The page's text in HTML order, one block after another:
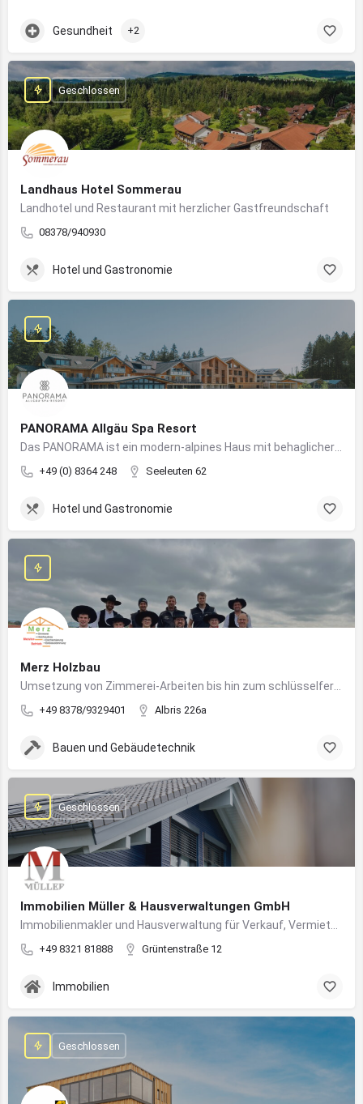
Gesundheit +2
Landhaus Hotel Sommerau
Landhotel und Restaurant mit herzlicher Gastfreundschaft
08378/940930
Geschlossen
Hotel und Gastronomie
PANORAMA Allgäu Spa Resort
+49 (0) 8364 248 Seeleuten 62
Hotel und Gastronomie
Merz Holzbau
+49 8378/9329401 Albris 226a
Bauen und Gebäudetechnik
Immobilien Müller & Hausverwaltungen GmbH
+49 8321 81888 Grüntenstraße 12
Geschlossen
Immobilien
Geschlossen